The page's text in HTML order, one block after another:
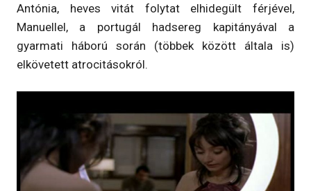
Antónia, heves vitát folytat elhidegült férjével,
Manuellel, a portugál hadsereg kapitányával a
gyarmati háború során (többek között általa is)
elkövetett atrocitásokról.